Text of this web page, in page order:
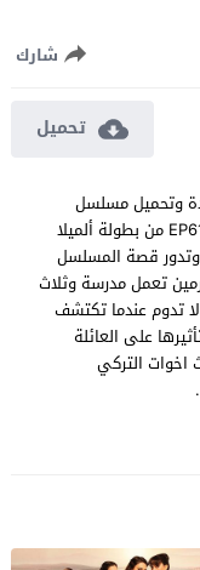
شارك
تحميل
مترجمة مشاهدة وتحميل مسلسل
“ثلاث اخوات” Üç Kız Kardeş حلقة 61 كاملة EP61 من بطولة ألميلا
وتدور قصة المسلسل
تعمل مدرسة وثلاث
تدوم عندما تكتشف
على العائلة
مسلسل ثلاث اخوات التركي